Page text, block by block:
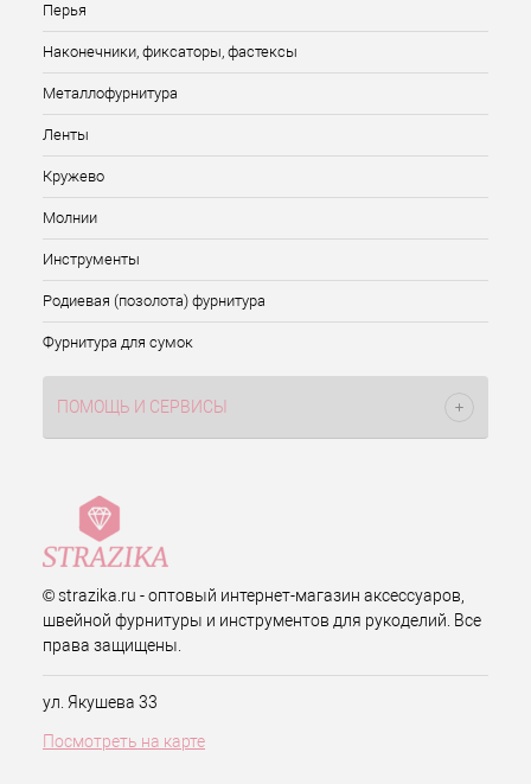
Перья
Наконечники, фиксаторы, фастексы
Металлофурнитура
Ленты
Кружево
Молнии
Инструменты
Родиевая (позолота) фурнитура
Фурнитура для сумок
ПОМОЩЬ И СЕРВИСЫ
© strazika.ru - оптовый интернет-магазин аксессуаров,
швейной фурнитуры и инструментов для рукоделий. Все
права защищены.
ул. Якушева 33
Посмотреть на карте